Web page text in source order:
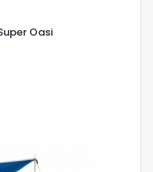
Oasi